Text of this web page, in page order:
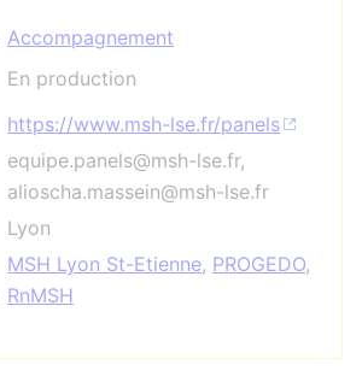
Accompagnement
En production
https://www.msh-lse.fr/panels
equipe.panels@msh-lse.fr,
alioscha.massein@msh-lse.fr
Lyon
MSH Lyon St-Etienne, PROGEDO,
RnMSH